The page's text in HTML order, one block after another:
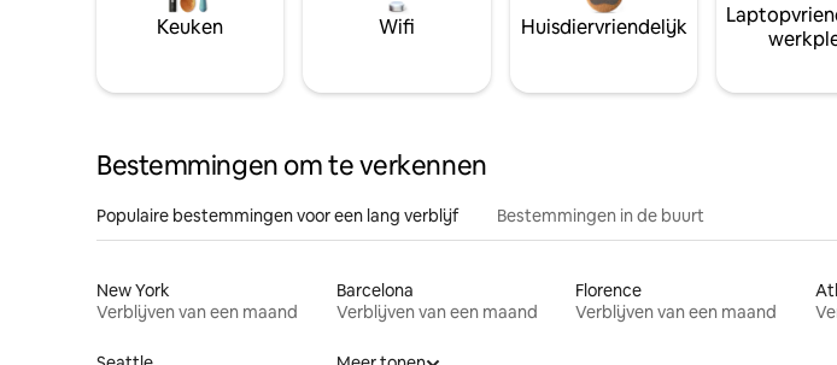
Keuken Wifi Huisdiervriendelijk
Bestemmingen om te verkennen
Populaire bestemmingen voor een lang verblijf Bestemmingen in de buurt
New York
Verblijven van een maand
Barcelona
Verblijven van een maand
Florence
Verblijven van een maand